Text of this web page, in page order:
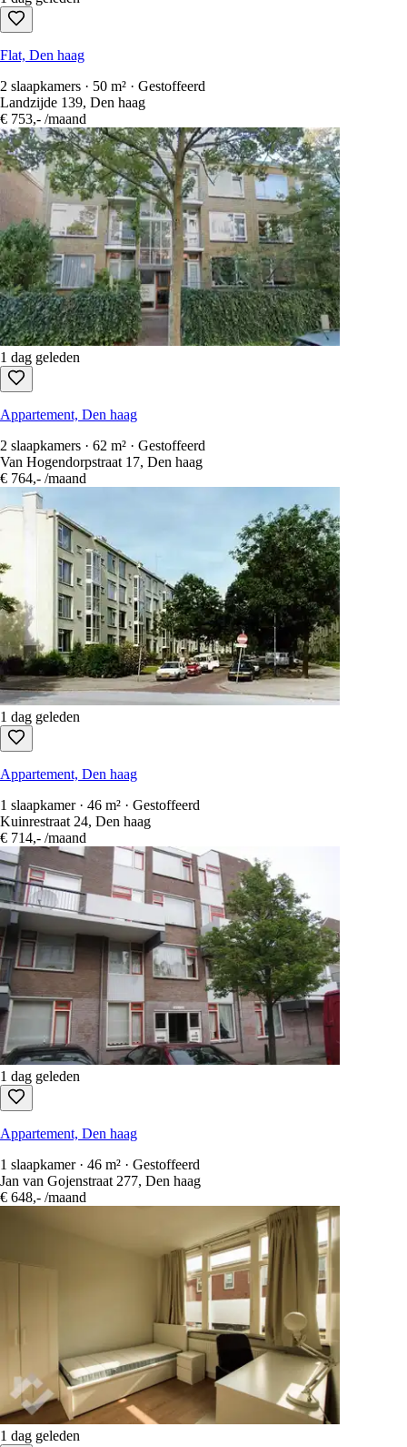
Flat, Den haag
2 slaapkamers · 50 m² · Gestoffeerd
Landzijde 139, Den haag
€ 753,- /maand
1 dag geleden
Appartement, Den haag
2 slaapkamers · 62 m² · Gestoffeerd
Van Hogendorpstraat 17, Den haag
€ 764,- /maand
1 dag geleden
Appartement, Den haag
1 slaapkamer · 46 m² · Gestoffeerd
Kuinrestraat 24, Den haag
€ 714,- /maand
1 dag geleden
Appartement, Den haag
1 slaapkamer · 46 m² · Gestoffeerd
Jan van Gojenstraat 277, Den haag
€ 648,- /maand
1 dag geleden